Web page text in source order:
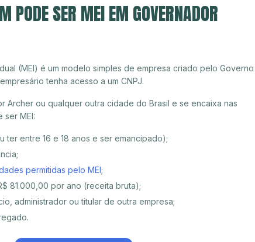
PODE SER MEI EM GOVERNADOR
(MEI) é um modelo simples de empresa criado pelo Governo
tenha acesso a um CNPJ.
Archer ou qualquer outra cidade do Brasil e se encaixa nas
MEI:
ter entre 16 e 18 anos e ser emancipado);
permitidas pelo MEI;
81.000,00 por ano (receita bruta);
administrador ou titular de outra empresa;